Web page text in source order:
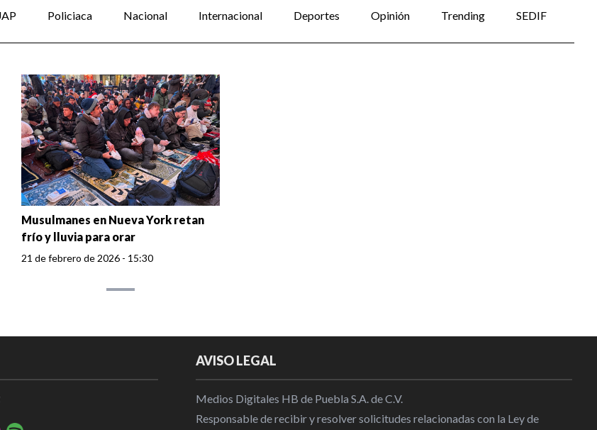
Policiaca Nacional Internacional Deportes Opinión Trending SEDIF
Musulmanes en Nueva York retan
frío y lluvia para orar
21 de febrero de 2026 - 15:30
AVISO LEGAL
Medios Digitales HB de Puebla S.A. de C.V.
Responsable de recibir y resolver solicitudes relacionadas con la Ley de